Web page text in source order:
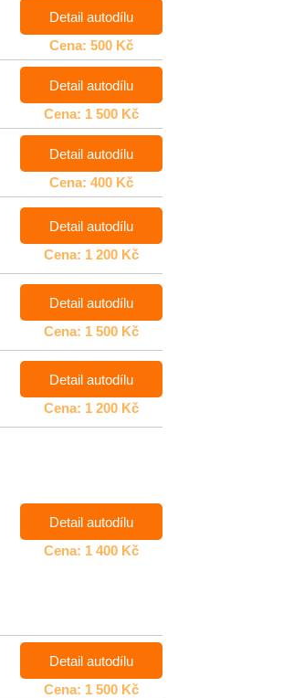
Detail autodílu
Cena: 500 Kč
Detail autodílu
Cena: 1 500 Kč
Detail autodílu
Cena: 400 Kč
Detail autodílu
Cena: 1 200 Kč
Detail autodílu
Cena: 1 500 Kč
Detail autodílu
Cena: 1 200 Kč
Detail autodílu
Cena: 1 400 Kč
Detail autodílu
Cena: 1 500 Kč